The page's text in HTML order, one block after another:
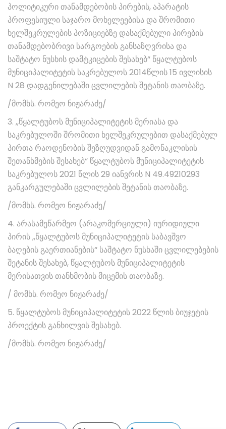
პოლიტიკური თანამდებობის პირების, აპარატის
პროფესიული საჯარო მოხელეებისა და შრომითი
ხელშეკრულების პოზიციებზე დასაქმებული პირების
თანამდებობრივი სარგოების განსაზღვრისა და
საშტატო ნუსხის დამტკიცების შესახებ“ წყალტუბოს
მუნიციპალიტეტის საკრებულოს 2014წლის 15 ივლისის
N 28 დადგენილებაში ცვლილების შეტანის თაობაზე.
/მომხს. რომეო ნიჟარაძე/
3. ,,წყალტუბოს მუნიციპალიტეტის მერიასა და
საკრებულოში შრომითი ხელშეკრულებით დასაქმებულ
პირთა რაოდენობის შეზღუდვიდან გამონაკლისის
შეთანხმების შესახებ“ წყალტუბოს მუნიციპალიტეტის
საკრებულოს 2021 წლის 29 იანვრის N 49.49210293
განკარგულებაში ცვლილების შეტანის თაობაზე.
/მომხს. რომეო ნიჟარაძე/
4. არასამეწარმეო (არაკომერციული) იურიდიული
პირის ,,წყალტუბოს მუნიციპალიტეტის საბავშვო
ბაღების გაერთიანების“ საშტატო ნუსხაში ცვლილებების
შეტანის შესახებ, წყალტუბოს მუნიციპალიტეტის
მერისათვის თანხმობის მიცემის თაობაზე.
/ მომხს. რომეო ნიჟარაძე/
5. წყალტუბოს მუნიციპალიტეტის 2022 წლის ბიუჯეტის
პროექტის განხილვის შესახებ.
/მომხს. რომეო ნიჟარაძე/